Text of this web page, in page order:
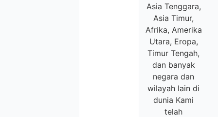
Asia Tenggara,
Asia Timur,
Afrika, Amerika
Utara, Eropa,
Timur Tengah,
dan banyak
negara dan
wilayah lain di
dunia Kami
telah